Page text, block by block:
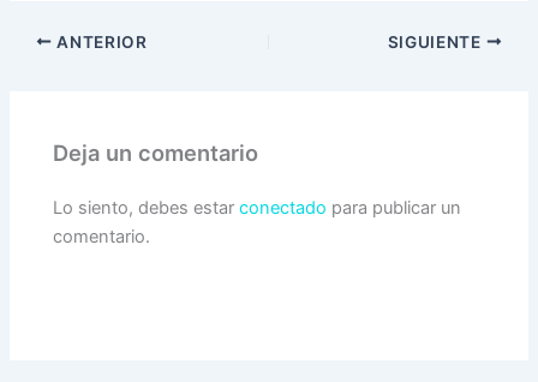
ANTERIOR SIGUIENTE
Deja un comentario
Lo siento, debes estarconectado para publicar un
comentario.